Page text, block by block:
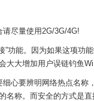
尽量使用2G/3G/4G!
”功能。因为如果这项功
大增加用户误链钓鱼
心要辨明网络热点名称
名称。而安全的方式是